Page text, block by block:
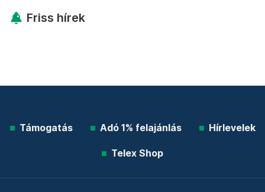
Friss hírek
Támogatás Adó 1% felajánlás Hírlevelek
Telex Shop